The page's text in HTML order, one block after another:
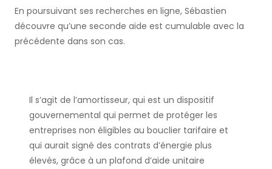
En poursuivant ses recherches en ligne, Sébastien
découvre qu’une seconde aide est cumulable avec la
précédente dans son cas.
Il s’agit de l’amortisseur, qui est un dispositif
gouvernemental qui permet de protéger les
entreprises non éligibles au bouclier tarifaire et
qui aurait signé des contrats d’énergie plus
élevés, grâce à un plafond d’aide unitaire